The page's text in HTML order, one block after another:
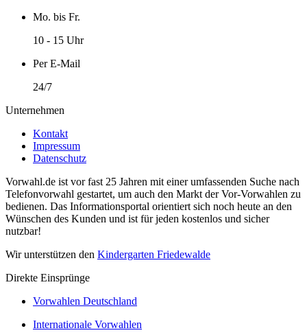
Mo. bis Fr.
10 - 15 Uhr
Per E-Mail
24/7
Unternehmen
Kontakt
Impressum
Datenschutz
Vorwahl.de ist vor fast 25 Jahren mit einer umfassenden Suche nach
Telefonvorwahl gestartet, um auch den Markt der Vor-Vorwahlen zu
bedienen. Das Informationsportal orientiert sich noch heute an den
Wünschen des Kunden und ist für jeden kostenlos und sicher
nutzbar!
Wir unterstützen den Kindergarten Friedewalde
Direkte Einsprünge
Vorwahlen Deutschland
Internationale Vorwahlen